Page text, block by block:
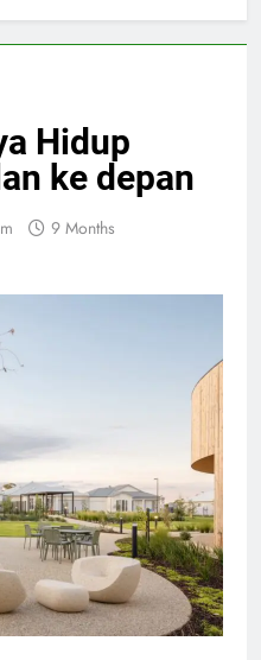
Hidup
ke depan
9 Months